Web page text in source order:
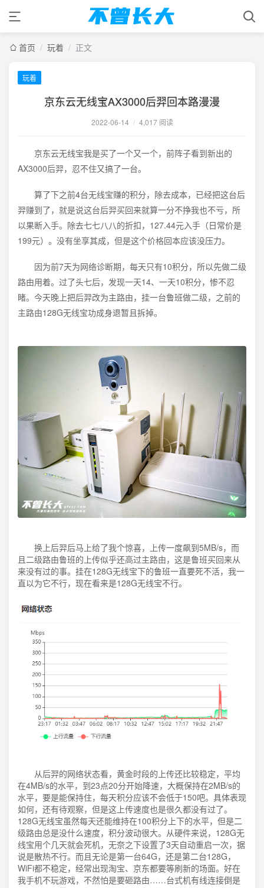
首页 / 玩着 / 正文
玩着
京东云无线宝AX3000后羿回本路漫漫
2022-06-14 / 4,017 阅读
京东云无线宝我是买了一个又一个，前阵子看到新出的
AX3000后羿，忍不住又搞了一台。
算了下之前4台无线宝赚的积分，除去成本，已经把这台后
羿赚到了，就是说这台后羿买回来就算一分不挣我也不亏，所
以果断入手。除去七七八八的折扣，127.44元入手（日常价是
199元）。没有坐享其成，但是这个价格回本应该没压力。
因为前7天为网络诊断期，每天只有10积分，所以先做二级
路由用着。过了头七后，发现一天14、一天10积分，惨不忍
睹。今天晚上把后羿改为主路由，挂一台鲁班做二级，之前的
主路由128G无线宝功成身退暂且拆掉。
换上后羿后马上给了我个惊喜，上传一度飙到5MB/s，而
且二级路由鲁班的上传似乎还高过主路由，这是鲁班买回来从
来没有过的事。挂在128G无线宝下的鲁班一直要死不活，我一
直以为它不行，现在看来是128G无线宝不行。
从后羿的网络状态看，黄金时段的上传还比较稳定，平均
在4MB/s的水平，到23点20分开始降速，大概保持在2MB/s的
水平，要是能保持住，每天积分应该不会低于150吧。具体表现
如何，还有待观察，但是这上传速度也是很久都没有过了。
128G无线宝虽然每天还能维持在100积分上下的水平，但是二
级路由总是没什么速度，积分波动很大。从硬件来说，128G无
线宝用个几天就会死机，无奈之下设置了3天自动重启一次，据
说是散热不行。而且无论是第一台64G，还是第二台128G，
WiFi都不稳定，经常出现淘宝、京东都要等刷新的场面。好在
我手机不玩游戏，不然怕是要砸路由……台式机有线连接倒是